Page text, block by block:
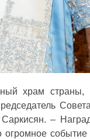
храм
–
огромное